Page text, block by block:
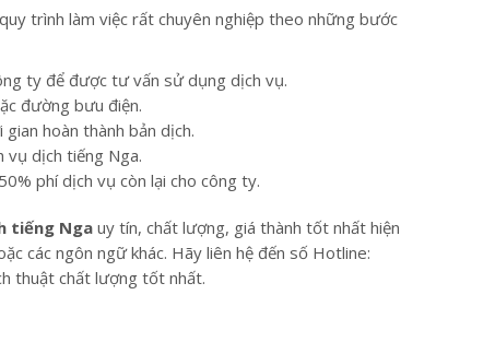
trình làm việc rất chuyên nghiệp theo những bước
ty để được tư vấn sử dụng dịch vụ.
đường bưu điện.
hoàn thành bản dịch.
vụ dịch tiếng Nga.
phí dịch vụ còn lại cho công ty.
tiếng Ngauy tín, chất lượng, giá thành tốt nhất hiện
các ngôn ngữ khác. Hãy liên hệ đến số Hotline:
thuật chất lượng tốt nhất.